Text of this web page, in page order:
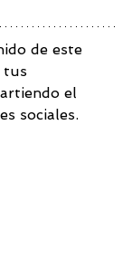
de este
tus
el
sociales.